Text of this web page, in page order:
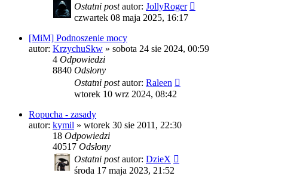
Ostatni postautor: JollyRoger
czwartek 08 maja 2025, 16:17
[MiM] Podnoszenie mocy
autor: KrzychuSkw » sobota 24 sie 2024, 00:59
4 Odpowiedzi
8840 Odsłony
Ostatni postautor: Raleen
wtorek 10 wrz 2024, 08:42
Ropucha - zasady
autor: kymil » wtorek 30 sie 2011, 22:30
18 Odpowiedzi
40517 Odsłony
Ostatni postautor: DzieX
środa 17 maja 2023, 21:52